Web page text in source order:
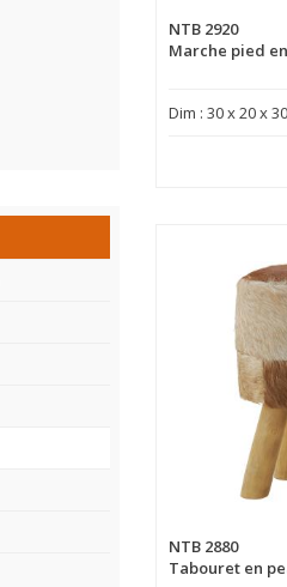
NTB 2920
Marche pied
Dim : 30 x 20 x 30
NTB 2880
Tabouret en